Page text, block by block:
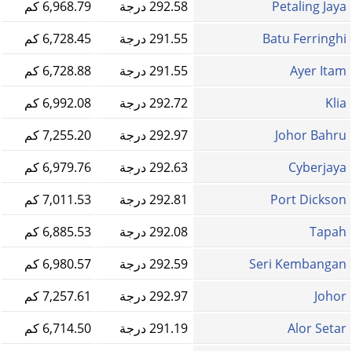
Petaling Jaya
292.58 درجة
6,968.79 كم
Batu Ferringhi
291.55 درجة
6,728.45 كم
Ayer Itam
291.55 درجة
6,728.88 كم
Klia
292.72 درجة
6,992.08 كم
Johor Bahru
292.97 درجة
7,255.20 كم
Cyberjaya
292.63 درجة
6,979.76 كم
Port Dickson
292.81 درجة
7,011.53 كم
Tapah
292.08 درجة
6,885.53 كم
Seri Kembangan
292.59 درجة
6,980.57 كم
Johor
292.97 درجة
7,257.61 كم
Alor Setar
291.19 درجة
6,714.50 كم